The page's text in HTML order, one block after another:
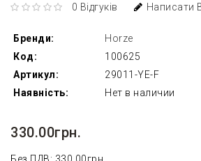
0 Відгуків Написати
Бренди:
Horze
Код:
100625
Артикул:
29011-YE-F
Наявність:
Нет в наличии
330.00грн.
Без ПДВ: 330.00грн.